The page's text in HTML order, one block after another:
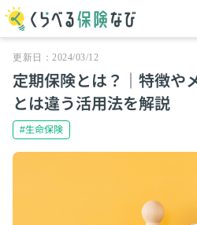
更新日：2024/03/12
定期保険とは？｜特徴や
とは違う活用法を解説
#生命保険